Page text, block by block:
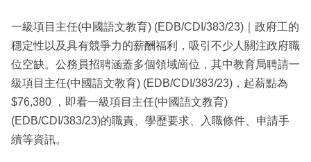
一級項目主任(中國語文教育) (EDB/CDI/383/23)｜政府工的
穩定性以及具有競爭力的薪酬福利，吸引不少人關注政府職
位空缺。公務員招聘涵蓋多個領域崗位，其中教育局聘請一
級項目主任(中國語文教育) (EDB/CDI/383/23)，起薪點為
$76,380 ，即看一級項目主任(中國語文教育)
(EDB/CDI/383/23)的職責、學歷要求、入職條件、申請手
續等資訊。